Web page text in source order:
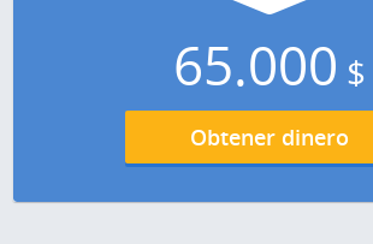
65.000 $
Obtener dinero